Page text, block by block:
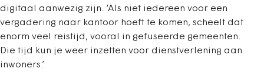
digitaal aanwezig zijn. ‘Als niet iedereen voor een
vergadering naar kantoor hoeft te komen, scheelt dat
enorm veel reistijd, vooral in gefuseerde gemeenten.
Die tijd kun je weer inzetten voor dienstverlening aan
inwoners.’